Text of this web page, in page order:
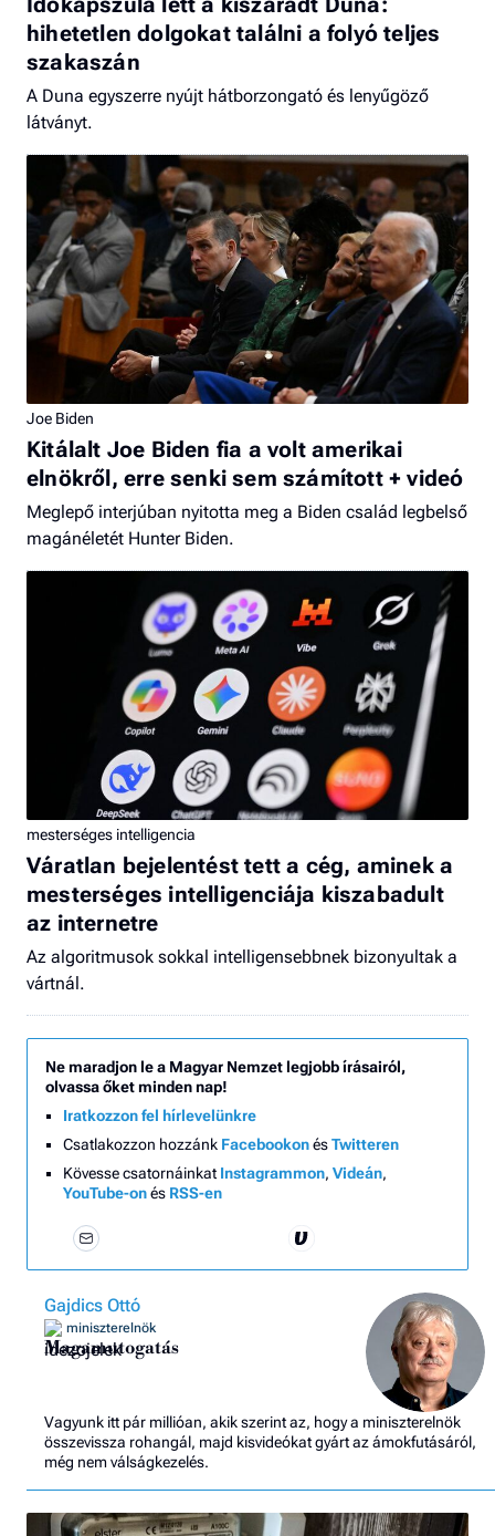
hihetetlen dolgokat találni a folyó teljes
szakaszán
A Duna egyszerre nyújt hátborzongató és lenyűgöző
látványt.
Joe Biden
Kitálalt Joe Biden fia a volt amerikai
elnökről, erre senki sem számított + videó
Meglepő interjúban nyitotta meg a Biden család legbelső
magánéletét Hunter Biden.
mesterséges intelligencia
Váratlan bejelentést tett a cég, aminek a
mesterséges intelligenciája kiszabadult
az internetre
Az algoritmusok sokkal intelligensebbnek bizonyultak a
vártnál.
Ne maradjon le a Magyar Nemzet legjobb írásairól,
olvassa őket minden nap!
Iratkozzon fel hírlevelünkre
Csatlakozzon hozzánk FacebookonésTwitteren
Kövesse csatornáinkat Instagrammon, Videán,
YouTube-onés RSS-en
Gajdics Ottó
miniszterelnök
Magamutogatás
Vagyunk itt pár millióan, akik szerint az, hogy a miniszterelnök
összevissza rohangál, majd kisvideókat gyárt az ámokfutásáról,
még nem válságkezelés.